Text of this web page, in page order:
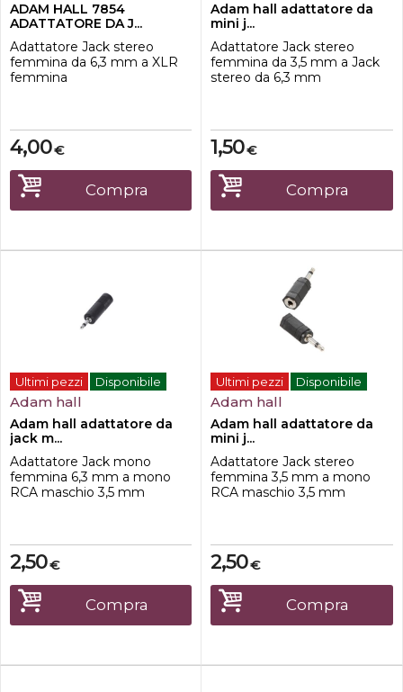
ADAM HALL 7854
ADATTATORE DA J...
Adattatore Jack stereo
femmina da 6,3 mm a XLR
femmina
€
4,00
Compra
Adam hall adattatore da
mini j...
Adattatore Jack stereo
femmina da 3,5 mm a Jack
stereo da 6,3 mm
€
1,50
Compra
Ultimi pezzi Disponibile
Adam hall
Adam hall adattatore da
jack m...
Adattatore Jack mono
femmina 6,3 mm a mono
RCA maschio 3,5 mm
€
2,50
Compra
Ultimi pezzi Disponibile
Adam hall
Adam hall adattatore da
mini j...
Adattatore Jack stereo
femmina 3,5 mm a mono
RCA maschio 3,5 mm
€
2,50
Compra